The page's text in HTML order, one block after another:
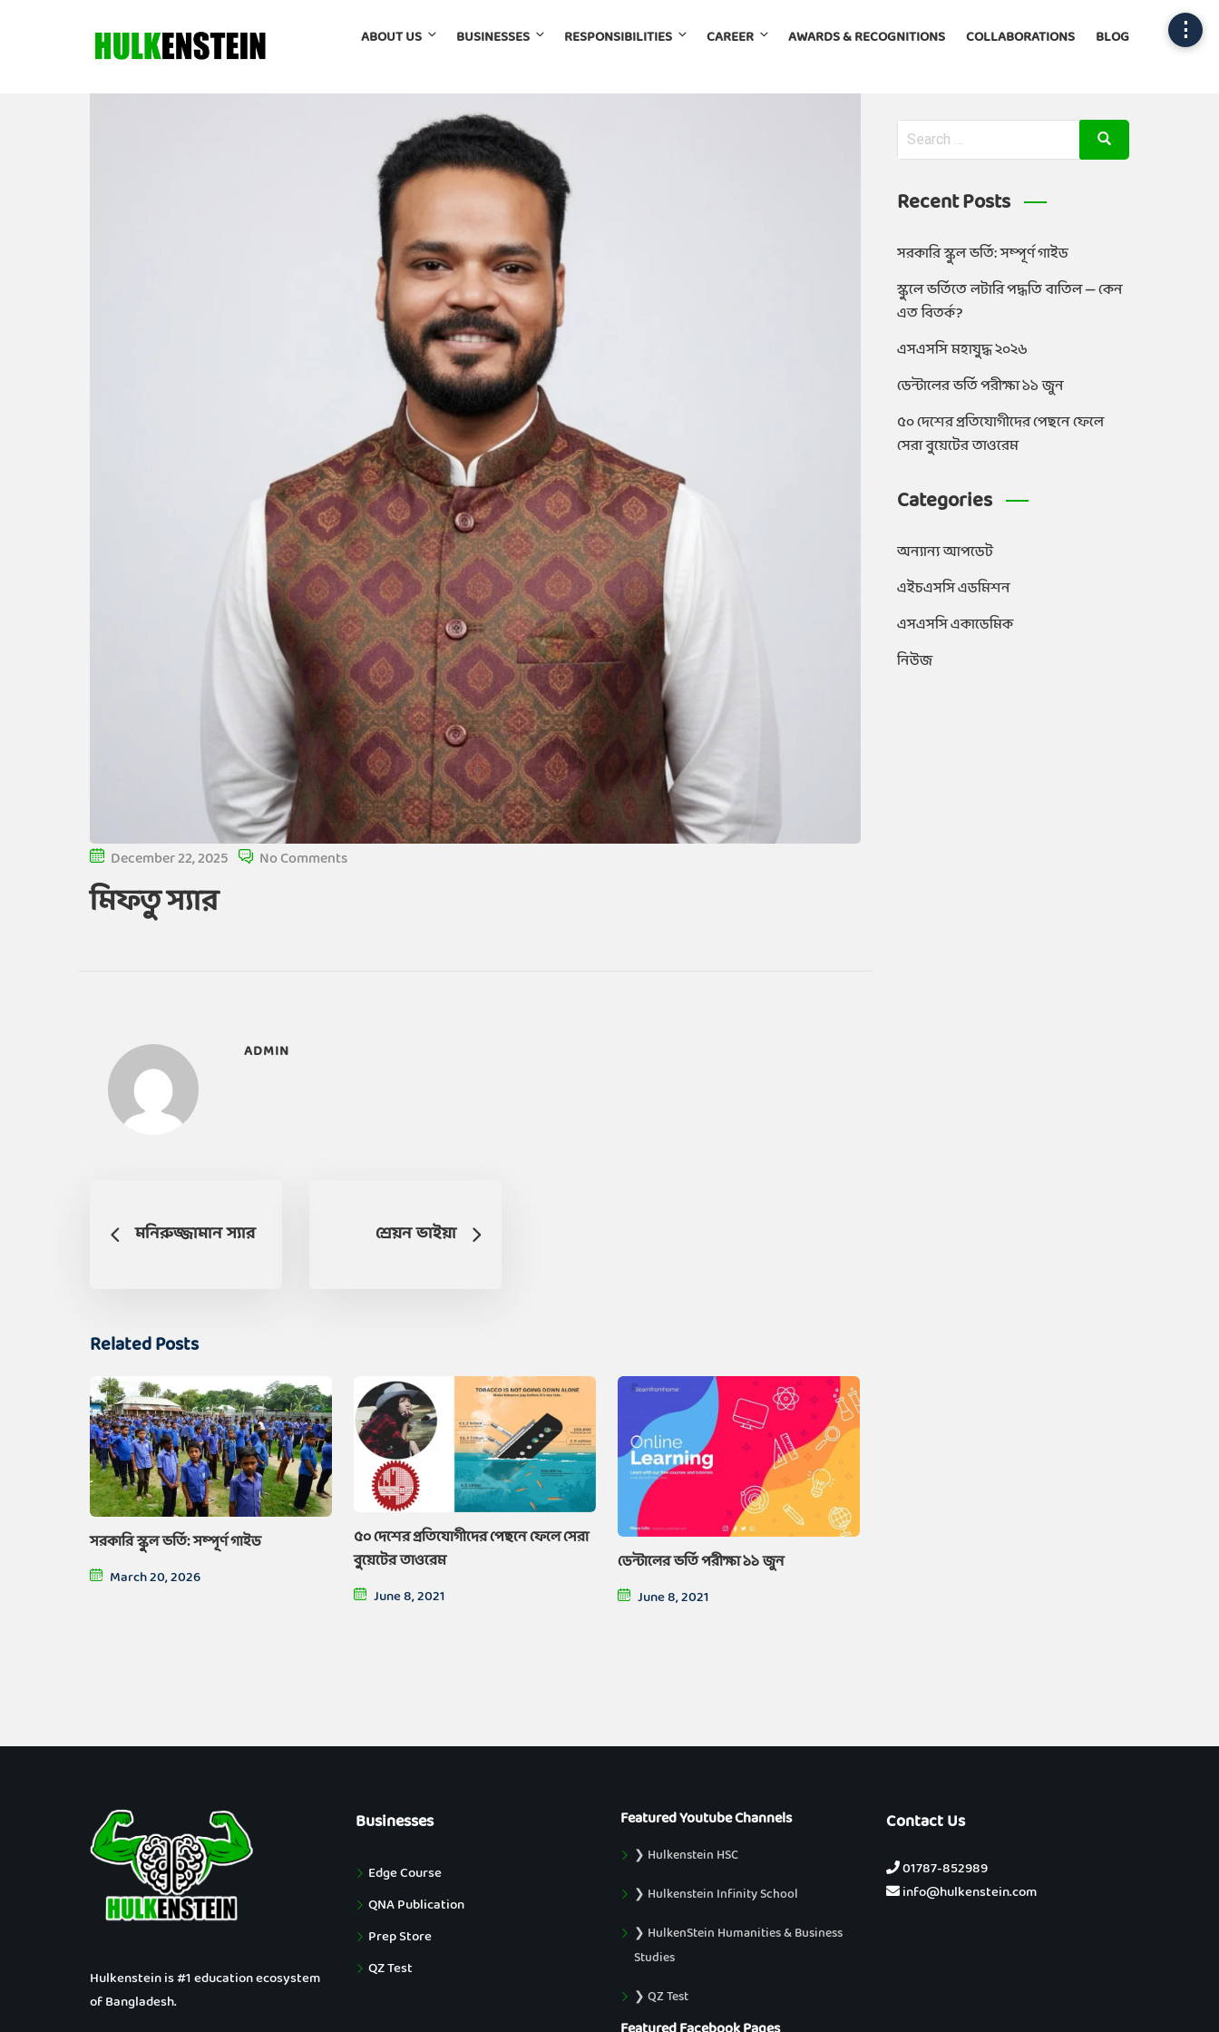
ABOUT US BUSINESSES RESPONSIBILITIES CAREER AWARDS & RECOGNITIONS COLLABORATIONS BLOG
December 22, 2025 No Comments
মিফতু স্যার
ADMIN
মনিরুজ্জামান স্যার শ্রেয়ন ভাইয়া
Related Posts
সরকারি স্কুল ভর্তি: সম্পূর্ণ গাইড
March 20, 2026
৫০ দেশের প্রতিযোগীদের পেছনে ফেলে সেরা
বুয়েটের তাওরেম
June 8, 2021
ডেন্টালের ভর্তি পরীক্ষা ১১ জুন
June 8, 2021
Recent Posts
সরকারি স্কুল ভর্তি: সম্পূর্ণ গাইড
স্কুলে ভর্তিতে লটারি পদ্ধতি বাতিল — কেন
এত বিতর্ক?
এসএসসি মহাযুদ্ধ ২০২৬
ডেন্টালের ভর্তি পরীক্ষা ১১ জুন
৫০ দেশের প্রতিযোগীদের পেছনে ফেলে
সেরা বুয়েটের তাওরেম
Categories
অন্যান্য আপডেট
এইচএসসি এডমিশন
এসএসসি একাডেমিক
নিউজ
Hulkenstein is #1 education ecosystem
of Bangladesh.
Businesses
Edge Course
QNA Publication
Prep Store
QZ Test
Featured Youtube Channels
❯ Hulkenstein HSC
❯ Hulkenstein Infinity School
❯ HulkenStein Humanities & Business
Studies
❯ QZ Test
Contact Us
01787-852989
info@hulkenstein.com
⋮